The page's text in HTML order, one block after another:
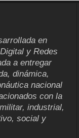
en
y Redes
a entregar
dinámica,
nacional
con la
industrial,
social y